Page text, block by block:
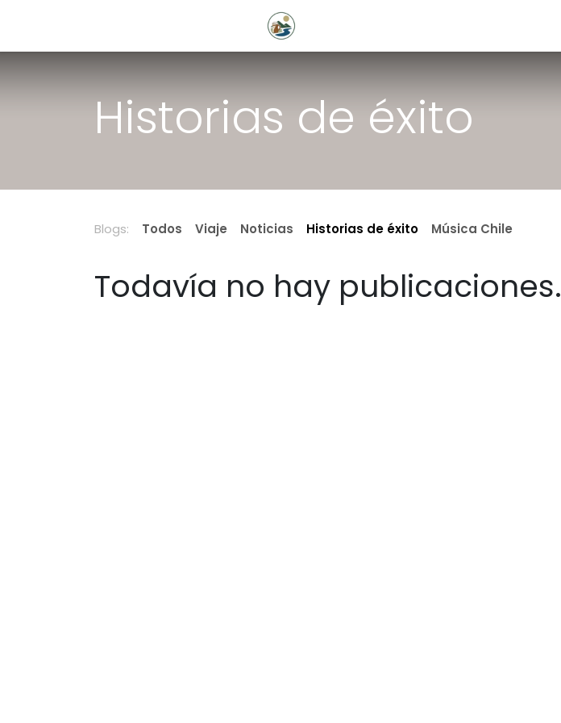
Historias de éxito
Blogs: Todos Viaje Noticias Historias de éxito Música Chile
Todavía no hay publicaciones.